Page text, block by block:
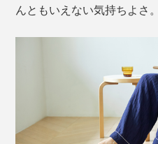
んともいえない気持ちよさ。